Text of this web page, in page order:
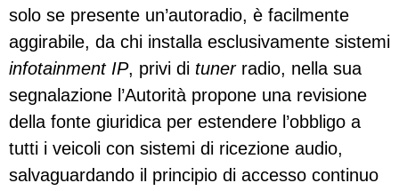
solo se presente un’autoradio, è facilmente
aggirabile, da chi installa esclusivamente sistemi
infotainment IP, privi di tunerradio, nella sua
segnalazione l’Autorità propone una revisione
della fonte giuridica per estendere l’obbligo a
tutti i veicoli con sistemi di ricezione audio,
salvaguardando il principio di accesso continuo